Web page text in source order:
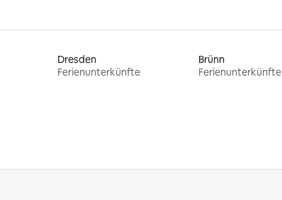
Dresden
Ferienunterkünfte
Brünn
Ferienunterkünfte